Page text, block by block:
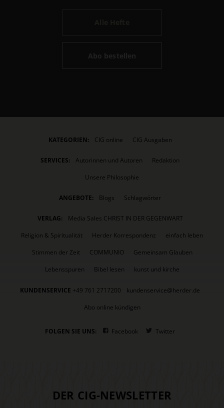
Abo bestellen
KATEGORIEN: CIG online CIG Ausgaben
SERVICES: Autorinnen und Autoren
Redaktion
Unsere Philosophie
ANGEBOTE: Blogs Schlagwörter
VERLAG:
Media Sales CHRIST IN DER GEGENWART
Religion & Spiritualität
Herder Korrespondenz
einfach leben
Stimmen der Zeit
COMMUNIO
Gemeinsam Glauben
Lebensspuren
Bibel lesen kunst und kirche
KUNDENSERVICE +49 761 2717200
kundenservice@herder.de
Abo online kündigen
FOLGEN SIE UNS: Facebook Twitter
DER CIG-NEWSLETTER